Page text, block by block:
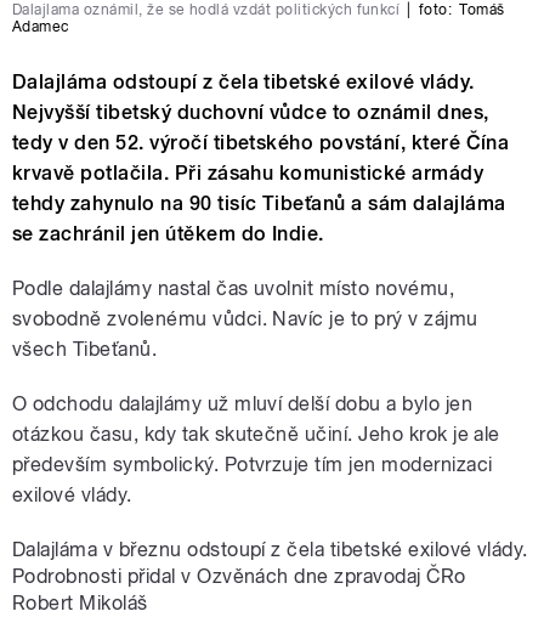
Dalajlama oznámil, že se hodlá vzdát politických funkcí foto: Tomáš
Adamec
Dalajláma odstoupí z čela tibetské exilové vlády.
Nejvyšší tibetský duchovní vůdce to oznámil dnes,
tedy v den 52. výročí tibetského povstání, které Čína
krvavě potlačila. Při zásahu komunistické armády
tehdy zahynulo na 90 tisíc Tibeťanů a sám dalajláma
se zachránil jen útěkem do Indie.
Podle dalajlámy nastal čas uvolnit místo novému,
svobodně zvolenému vůdci. Navíc je to prý v zájmu
všech Tibeťanů.
O odchodu dalajlámy už mluví delší dobu a bylo jen
otázkou času, kdy tak skutečně učiní. Jeho krok je ale
především symbolický. Potvrzuje tím jen modernizaci
exilové vlády.
Dalajláma v březnu odstoupí z čela tibetské exilové vlády.
Podrobnosti přidal v Ozvěnách dne zpravodaj ČRo
Robert Mikoláš